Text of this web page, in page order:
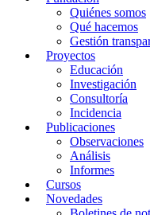
Quiénes somos
Qué hacemos
Gestión
Proyectos
Educación
Investigación
Consultoría
Incidencia
Publicaciones
Observaciones
Análisis
Informes
Cursos
Novedades